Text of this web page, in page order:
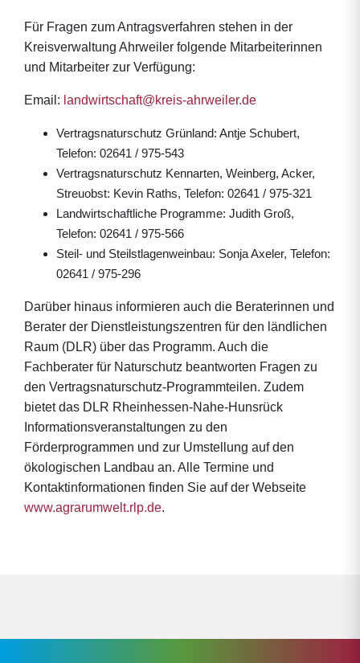
Für Fragen zum Antragsverfahren stehen in der
Kreisverwaltung Ahrweiler folgende Mitarbeiterinnen
und Mitarbeiter zur Verfügung:
Email: landwirtschaft@kreis-ahrweiler.de
Vertragsnaturschutz Grünland: Antje Schubert,
Telefon: 02641 / 975-543
Vertragsnaturschutz Kennarten, Weinberg, Acker,
Streuobst: Kevin Raths, Telefon: 02641 / 975-321
Landwirtschaftliche Programme: Judith Groß,
Telefon: 02641 / 975-566
Steil- und Steilstlagenweinbau: Sonja Axeler, Telefon:
02641 / 975-296
Darüber hinaus informieren auch die Beraterinnen und
Berater der Dienstleistungszentren für den ländlichen
Raum (DLR) über das Programm. Auch die
Fachberater für Naturschutz beantworten Fragen zu
den Vertragsnaturschutz-Programmteilen. Zudem
bietet das DLR Rheinhessen-Nahe-Hunsrück
Informationsveranstaltungen zu den
Förderprogrammen und zur Umstellung auf den
ökologischen Landbau an. Alle Termine und
Kontaktinformationen finden Sie auf der Webseite
www.agrarumwelt.rlp.de.